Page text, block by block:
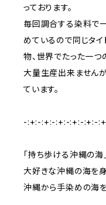
っております。
毎回調合する染料で
めているので同じタ
物、世界でたった一つ
大量生産出来ません
ています。
-:+:-:+:-:+:-:+:-:+:-
「持ち歩ける沖縄の海」
大好きな沖縄の海を
沖縄から手染めの海